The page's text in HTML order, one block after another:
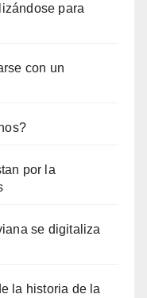
para
con un
por la
se digitaliza
la historia de la